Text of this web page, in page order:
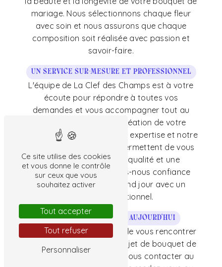
mariage. Nous sélectionnons chaque fleur
avec soin et nous assurons que chaque
composition soit réalisée avec passion et
savoir-faire.
Un service sur-mesure et professionnel
L'équipe de La Clef des Champs est à votre
écoute pour répondre à toutes vos
demandes et vous accompagner tout au
long du processus de création de votre
bouquet de mariage. Notre expertise et notre
professionnalisme nous permettent de vous
garantir un service de qualité et une
satisfaction totale. Faites-nous confiance
pour sublimer votre grand jour avec un
bouquet exceptionnel.
Contactez-nous dès aujourd'hui
Nous sommes impatients de vous rencontrer
et de discuter de votre projet de bouquet de
mariage. N'hésitez pas à nous contacter au
Ce site utilise des cookies
et vous donne le contrôle
sur ceux que vous
souhaitez activer
Tout accepter
Tout refuser
Personnaliser